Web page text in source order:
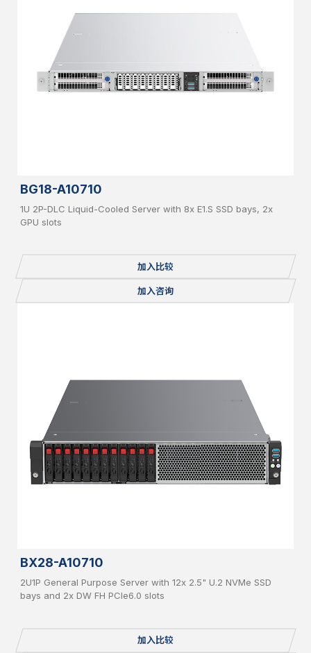
BG18-A10710
1U 2P-DLC Liquid-Cooled Server with 8x E1.S SSD bays, 2x
GPU slots
加入比较
加入咨询
BX28-A10710
2U1P General Purpose Server with 12x 2.5" U.2 NVMe SSD
bays and 2x DW FH PCIe6.0 slots
加入比较